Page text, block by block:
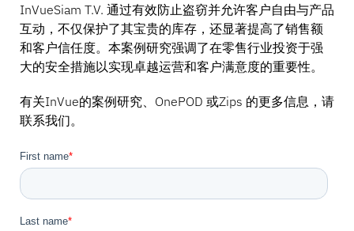
InVueSiam T.V. 通过有效防止盗窃并允许客户自由与产品
互动，不仅保护了其宝贵的库存，还显著提高了销售额
和客户信任度。本案例研究强调了在零售行业投资于强
大的安全措施以实现卓越运营和客户满意度的重要性。
有关InVue的案例研究、OnePOD 或Zips 的更多信息，请
联系我们。